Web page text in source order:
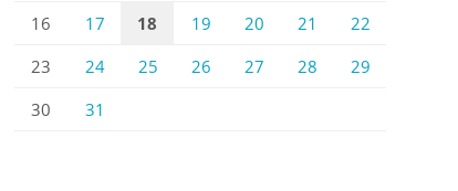
16
17 18 19 20 21
22
23
24 25 26 27 28
29
30
31